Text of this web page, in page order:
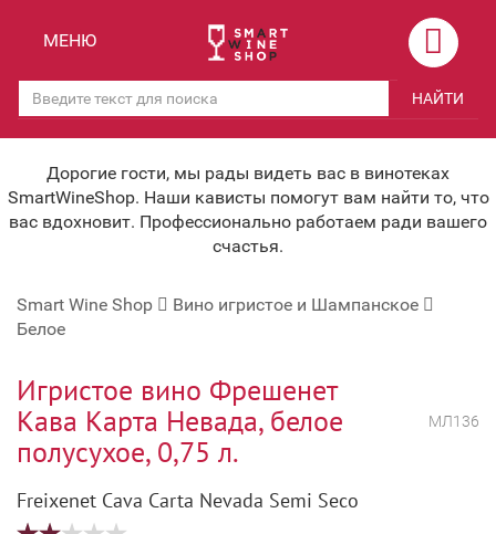
Скидки
Мероприятия
Корпоративным клиентам
Под заказ
Наша команда
关于我们
Вино крепленое
Вино игристое и Шампанское
Вино безалкогольное
Бренди, Коньяк, Арманьяк
Пиво и слабоалк. напитки
Ликер
Прочие алкогольные напитки
МЕНЮ
НАЙТИ
Дорогие гости, мы рады видеть вас в винотеках
SmartWineShop. Наши кависты помогут вам найти то, что
вас вдохновит. Профессионально работаем ради вашего
счастья.
Smart Wine Shop
Вино игристое и Шампанское
Белое
Игристое вино Фрешенет
Кава Карта Невада, белое
полусухое, 0,75 л.
МЛ136
Freixenet Cava Carta Nevada Semi Seco